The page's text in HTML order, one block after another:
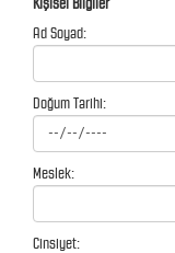
Kişisel Bilgiler
Ad Soyad:
Doğum Tarihi:
Meslek:
Cinsiyet: